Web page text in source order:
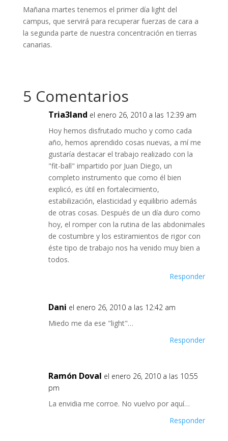
Mañana martes tenemos el primer día light del
campus, que servirá para recuperar fuerzas de cara a
la segunda parte de nuestra concentración en tierras
canarias.
5 Comentarios
Tria3land el enero 26, 2010 a las 12:39 am
Hoy hemos disfrutado mucho y como cada
año, hemos aprendido cosas nuevas, a mí me
gustaría destacar el trabajo realizado con la
"fit-ball" impartido por Juan Diego, un
completo instrumento que como él bien
explicó, es útil en fortalecimiento,
estabilización, elasticidad y equilibrio además
de otras cosas. Después de un día duro como
hoy, el romper con la rutina de las abdonimales
de costumbre y los estiramientos de rigor con
éste tipo de trabajo nos ha venido muy bien a
todos.
Responder
Dani el enero 26, 2010 a las 12:42 am
Miedo me da ese "light"…
Responder
Ramón Doval el enero 26, 2010 a las 10:55
pm
La envidia me corroe. No vuelvo por aquí…
Responder